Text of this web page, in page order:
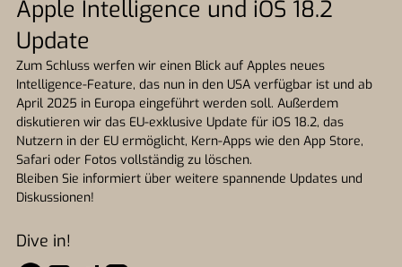
Apple Intelligence und iOS 18.2
Update
Zum Schluss werfen wir einen Blick auf Apples neues
Intelligence-Feature, das nun in den USA verfügbar ist und ab
April 2025 in Europa eingeführt werden soll. Außerdem
diskutieren wir das EU-exklusive Update für iOS 18.2, das
Nutzern in der EU ermöglicht, Kern-Apps wie den App Store,
Safari oder Fotos vollständig zu löschen.
Bleiben Sie informiert über weitere spannende Updates und
Diskussionen!
Dive in!